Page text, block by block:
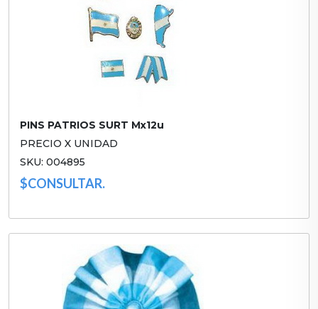
PINS PATRIOS SURT Mx12u
PRECIO X UNIDAD
SKU: 004895
$CONSULTAR.